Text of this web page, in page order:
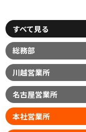
すべて見る
総務部
川越営業所
名古屋営業所
本社営業所